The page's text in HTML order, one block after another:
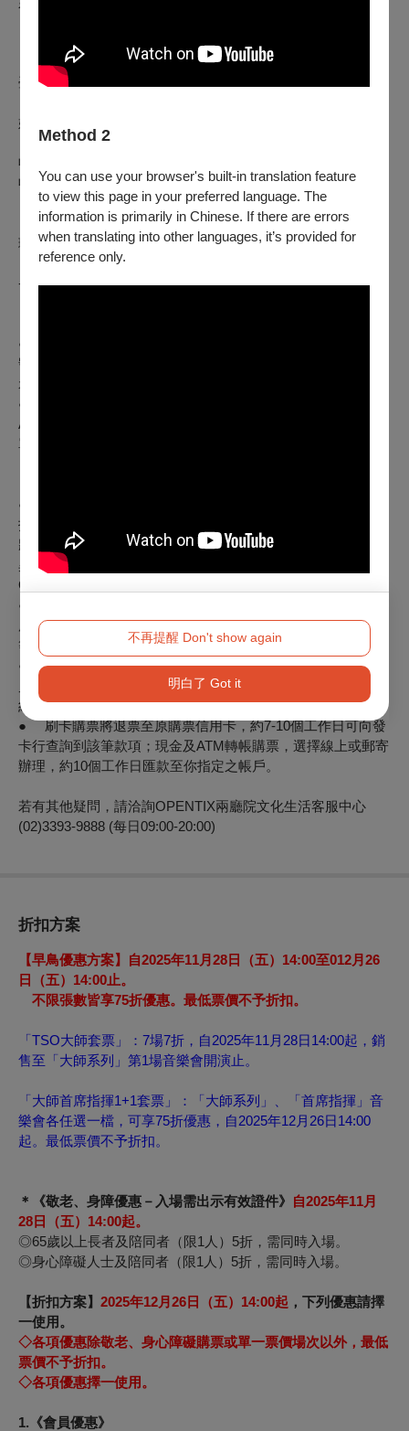
Method 2
You can use your browser's built-in translation feature
to view this page in your preferred language. The
information is primarily in Chinese. If there are errors
when translating into other languages, it’s provided for
reference only.
不再提醒 Don't show again
明白了 Got it
【已取紙本票】
請由下述退票方案擇一辦理：
1.臨櫃退票
：請於服務時間內，至OPENTIX臺北、臺中、
臺南、高雄四大服務處辦理。
姓名電話等聯絡資訊於退票期限前（郵戳為憑），掛號郵寄至
「100012臺北市中正區中山南路21-1號 OPENTIX 退票小組
收」。退票郵寄前請記下票面之訂單編號，並請妥善保存掛號
收據。
【向主辦單位購買之有價票券者】，請洽TSO秘書室張先生
理，聯絡電話（02）2578-6731#734
--------
● 登入OPENTIX＞會員＞訂單紀錄，點入要查詢的訂單編
號內即可查看付款方式。如為文化幣全額支付，付款方式會顯
示「現金 $0 + 文化幣」。
● 票券入場聯，票價旁的英文代號C為現金付款，ATM為
ATM轉帳，V／M／J／AE／AP／GP為刷卡付款，B為向主辦
單位購票票券。
● 如購票時使用文化幣或點數折抵，退票時，系統將退還折
抵之全額文化幣，並於扣除退票手續費後，優先退還點數，再
將剩餘款項退回。特別提醒，如退票時（含換、補票及因節目
異動之退票），抵用之文化幣、點數已逾使用效期，
OPENTIX將無法以任何形式進行返還、展延。
● 退票以票面金額為計算標準，取票所產生之郵寄費、超商
服務費，退票寄回郵資、選擇ATM轉帳付款產生之轉帳手續費
等均不屬於退票費用計算內。
● 原訂單如為線上購買或分銷點購買並有歸戶OPENTIX會
員，退票成功後會收到Email通知，你亦可登入OPENTIX訂單
紀錄，查詢訂單狀態。
● 刷卡購票將退票至原購票信用卡，約7-10個工作日可向發
卡行查詢到該筆款項；現金及ATM轉帳購票，選擇線上或郵寄
辦理，約10個工作日匯款至你指定之帳戶。
若有其他疑問，請洽詢OPENTIX兩廳院文化生活客服中心
(02)3393-9888 (每日09:00-20:00)
折扣方案
【早鳥優惠方案】 自2025年11月28日（五）14:00至012月26
日（五）14:00止。
不限張數皆享75折優惠。最低票價不予折扣。
「TSO大師套票」：7場7折，自2025年11月28日14:00起，銷
售至「大師系列」第1場音樂會開演止。
「大師首席指揮1+1套票」：「大師系列」、「首席指揮」音
樂會各任選一檔，可享75折優惠，自2025年12月26日14:00
起。最低票價不予折扣。
＊《敬老、身障優惠－ 入場需出示有效證件》 自2025年11月
28日（五）14:00起。
◎65歲以上長者及陪同者（限1人）5折，需同時入場。
◎身心障礙人士及陪同者（限1人）5折，需同時入場。
【折扣方案】 2025年12月26日（五）14:00起 ，下列優惠請擇
一使用。
◇各項優惠除敬老、身心障礙購票或單一票價場次以外，最低
票價不予折扣。
◇各項優惠擇一使用。
1. 《會員優惠》